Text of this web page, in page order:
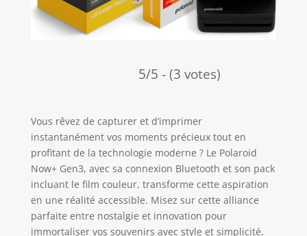
5/5 - (3 votes)
Vous rêvez de capturer et d’imprimer
instantanément vos moments précieux tout en
profitant de la technologie moderne ? Le Polaroid
Now+ Gen3, avec sa connexion Bluetooth et son pack
incluant le film couleur, transforme cette aspiration
en une réalité accessible. Misez sur cette alliance
parfaite entre nostalgie et innovation pour
immortaliser vos souvenirs avec style et simplicité.